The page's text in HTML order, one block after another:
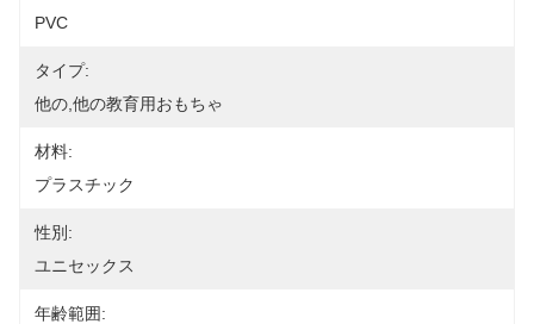
PVC
タイプ:
他の,他の教育用おもちゃ
材料:
プラスチック
性別:
ユニセックス
年齢範囲: